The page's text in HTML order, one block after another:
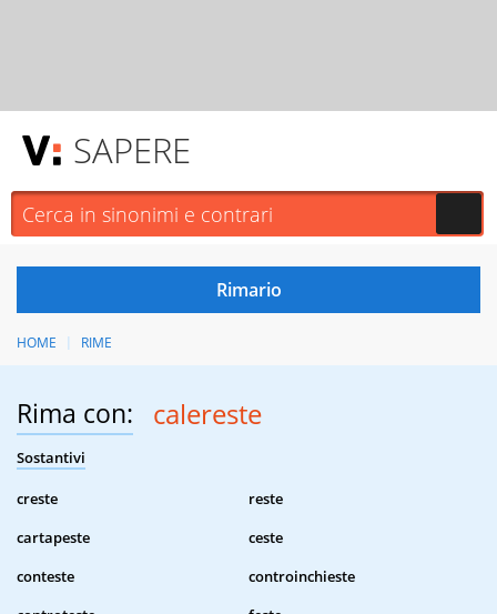
SAPERE
HOME RIME
Rima con: calereste
Sostantivi
creste
reste
cartapeste
ceste
conteste
controinchieste